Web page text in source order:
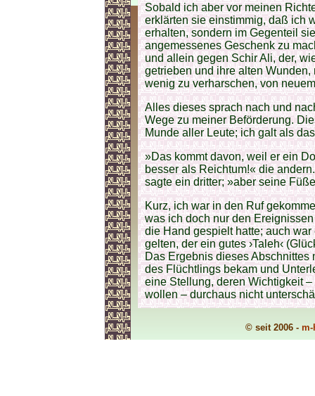
Sobald ich aber vor meinen
erklärten sie einstimmig, daß ich
erhalten, sondern im Gegenteil
angemessenes Geschenk zu
und allein gegen Schir Ali, der,
getrieben und ihre alten
wenig zu verharschen, von
Alles dieses sprach nach und
Wege zu meiner Beförderung.
Munde aller Leute; ich galt als
»Das kommt davon, weil er ein
besser als Reichtum!« die
sagte ein dritter; »aber seine
Kurz, ich war in den Ruf
was ich doch nur den
die Hand gespielt hatte; auch
gelten, der ein gutes ›Taleh‹
Das Ergebnis dieses Abschnittes
des Flüchtlings bekam und
eine Stellung, deren Wichtigkeit
wollen – durchaus nicht
© seit 2006 - m-